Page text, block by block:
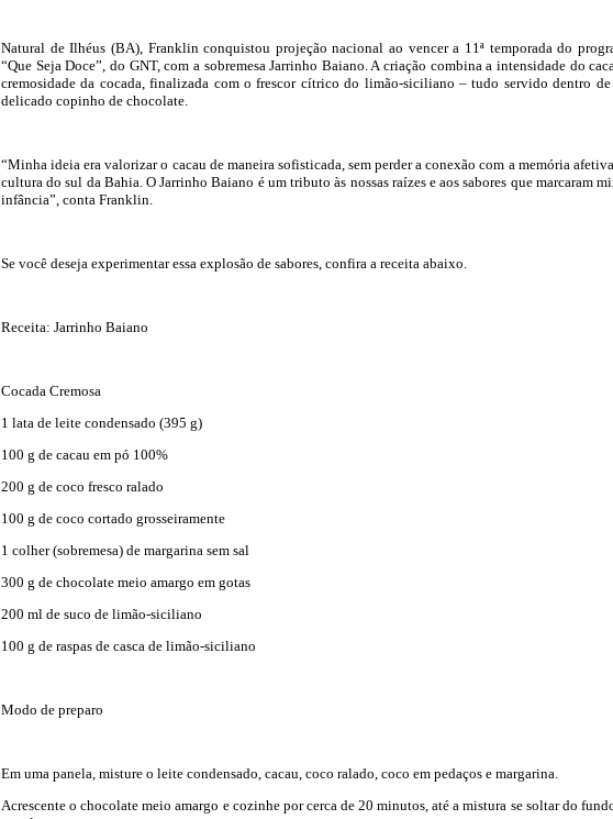
Natural de Ilhéus (BA), Franklin conquistou projeção nacional ao vencer a 11ª temporada do
“Que Seja Doce”, do GNT, com a sobremesa Jarrinho Baiano. A criação combina a intensidade do
cremosidade da cocada, finalizada com o frescor cítrico do limão-siciliano – tudo servido dentro
delicado copinho de chocolate.
“Minha ideia era valorizar o cacau de maneira sofisticada, sem perder a conexão com a memória
cultura do sul da Bahia. O Jarrinho Baiano é um tributo às nossas raízes e aos sabores que marcaram
infância”, conta Franklin.
Se você deseja experimentar essa explosão de sabores, confira a receita abaixo.
Receita: Jarrinho Baiano
Cocada Cremosa
1 lata de leite condensado (395 g)
100 g de cacau em pó 100%
200 g de coco fresco ralado
100 g de coco cortado grosseiramente
1 colher (sobremesa) de margarina sem sal
300 g de chocolate meio amargo em gotas
200 ml de suco de limão-siciliano
100 g de raspas de casca de limão-siciliano
Modo de preparo
Em uma panela, misture o leite condensado, cacau, coco ralado, coco em pedaços e margarina.
Acrescente o chocolate meio amargo e cozinhe por cerca de 20 minutos, até a mistura se soltar do